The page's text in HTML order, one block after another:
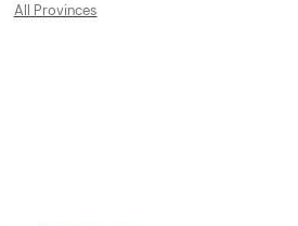
All Provinces